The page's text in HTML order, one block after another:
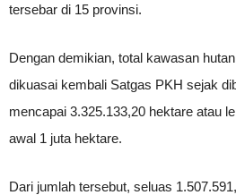
tersebar di 15 provinsi.
Dengan demikian, total kawasan
dikuasai kembali Satgas PKH sejak
mencapai 3.325.133,20 hektare atau
awal 1 juta hektare.
Dari jumlah tersebut, seluas